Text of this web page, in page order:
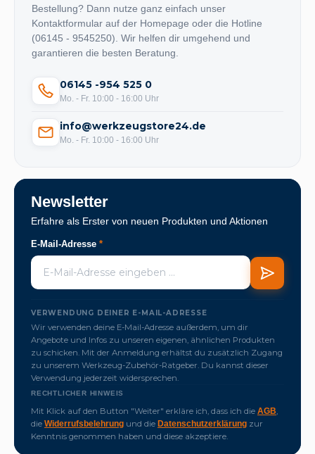
Bestellung? Dann nutze ganz einfach unser
Kontaktformular auf der Homepage oder die Hotline
(06145 - 9545250). Wir helfen dir umgehend und
garantieren die besten Beratung.
06145 -954 525 0
Mo. - Fr. 10:00 - 16:00 Uhr
info@werkzeugstore24.de
Mo. - Fr. 10:00 - 16:00 Uhr
Newsletter
Erfahre als Erster von neuen Produkten und Aktionen
E-Mail-Adresse *
VERWENDUNG DEINER E-MAIL-ADRESSE
Wir verwenden deine E-Mail-Adresse außerdem, um dir
Angebote und Infos zu unseren eigenen, ähnlichen Produkten
zu schicken. Mit der Anmeldung erhältst du zusätzlich Zugang
zu unserem Werkzeug-Zubehör-Ratgeber. Du kannst dieser
Verwendung jederzeit widersprechen.
RECHTLICHER HINWEIS
Mit Klick auf den Button "Weiter" erkläre ich, dass ich die AGB,
die Widerrufsbelehrung und die Datenschutzerklärung zur
Kenntnis genommen haben und diese akzeptiere.